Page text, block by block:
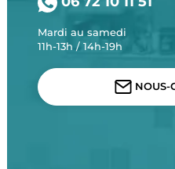
Mardi au samedi
11h-13h / 14h-19h
NOUS-